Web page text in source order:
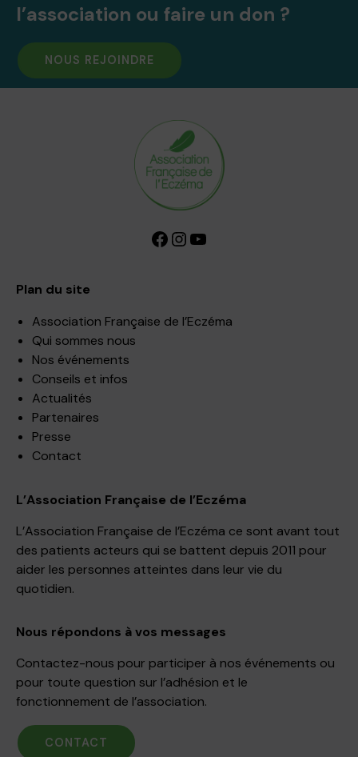
l’association ou faire un don ?
NOUS REJOINDRE
Facebook InstagramYouTube
Plan du site
Association Française de l’Eczéma
Qui sommes nous
Nos événements
Conseils et infos
Actualités
Partenaires
Presse
Contact
L’Association Française de l’Eczéma
L’Association Française de l’Eczéma ce sont avant tout
des patients acteurs qui se battent depuis 2011 pour
aider les personnes atteintes dans leur vie du
quotidien.
Nous répondons à vos messages
Contactez-nous pour participer à nos événements ou
pour toute question sur l’adhésion et le
fonctionnement de l’association.
CONTACT